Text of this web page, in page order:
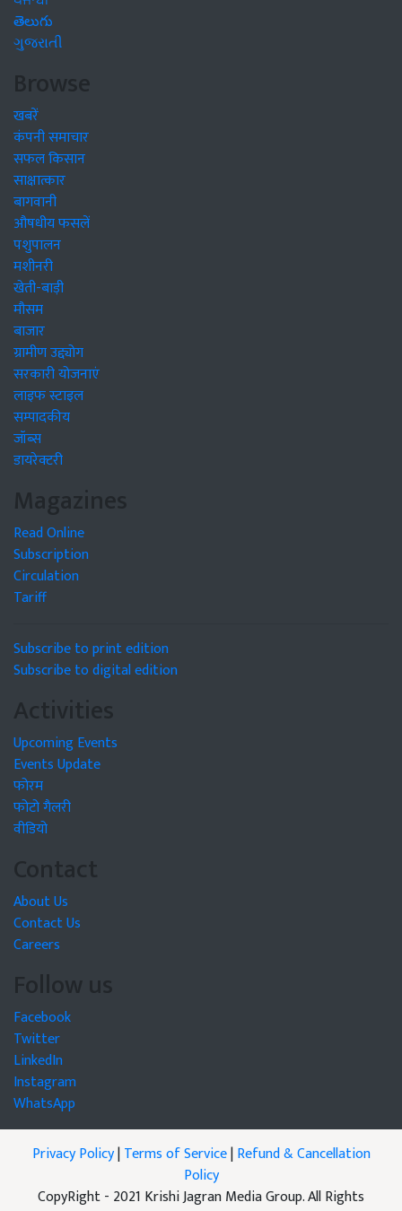
తెలుగు
ગુજરાતી
Browse
खबरें
कंपनी समाचार
सफल किसान
साक्षात्कार
बागवानी
औषधीय फसलें
पशुपालन
मशीनरी
खेती-बाड़ी
मौसम
बाजार
ग्रामीण उद्द्योग
सरकारी योजनाएं
लाइफ स्टाइल
सम्पादकीय
जॉब्स
डायरेक्टरी
Magazines
Read Online
Subscription
Circulation
Tariff
Subscribe to print edition
Subscribe to digital edition
Activities
Upcoming Events
Events Update
फोरम
फोटो गैलरी
वीडियो
Contact
About Us
Contact Us
Careers
Follow us
Facebook
Twitter
LinkedIn
Instagram
WhatsApp
Privacy Policy|Terms of Service|Refund & Cancellation
Policy
CopyRight - 2021 Krishi Jagran Media Group. All Rights